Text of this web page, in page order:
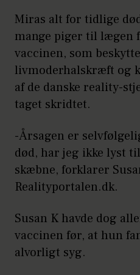
Miras alt for tidlige
mange piger til lægen
vaccinen, som
livmoderhalskræft og
af de danske reality-
taget skridtet.
-Årsagen er
død, har jeg ikke lyst
skæbne, forklarer
Realityportalen.dk.
Susan K havde dog
vaccinen før, at hun
alvorligt syg.